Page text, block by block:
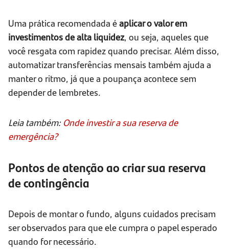
Uma prática recomendada éaplicar o valor em
investimentos dealta liquidez, ou seja, aqueles que
você resgata com rapidez quando precisar. Além disso,
automatizar transferências mensais também ajuda a
manter o ritmo, já que a poupança acontece sem
depender de lembretes.
Leia também: Onde investir a sua reserva de
emergência?
Pontos de atenção ao criar sua reserva
de contingência
Depois de montar o fundo, alguns cuidados precisam
ser observados para que ele cumpra o papel esperado
quando for necessário.